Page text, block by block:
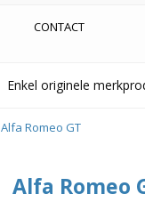
CONTACT
Enkel originele
Alfa Romeo GT
Alfa Romeo